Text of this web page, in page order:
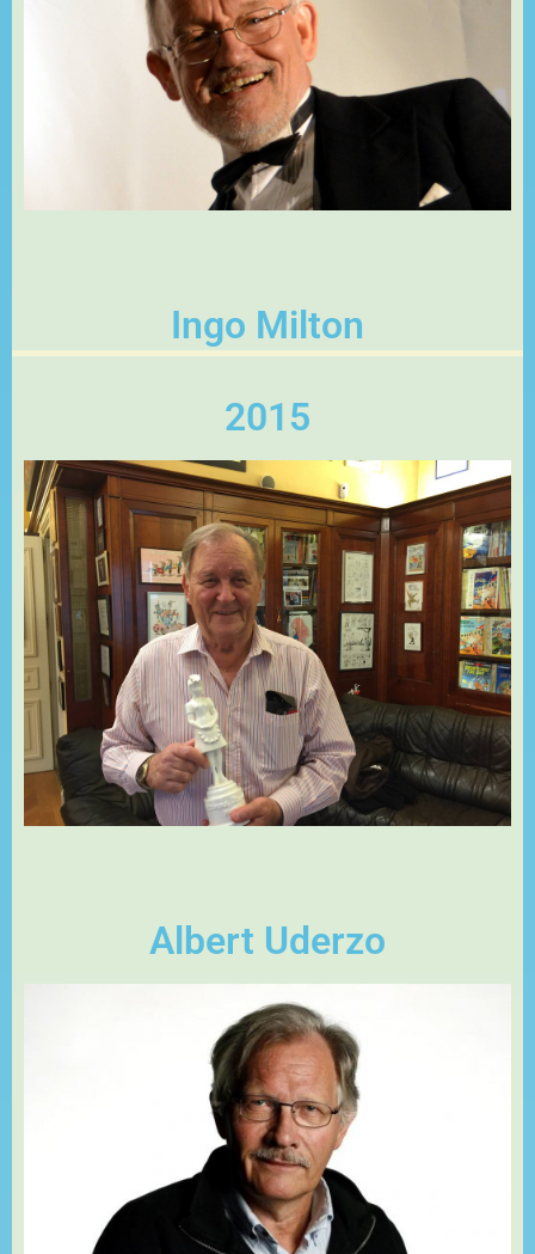
Ingo Milton
2015
Albert Uderzo